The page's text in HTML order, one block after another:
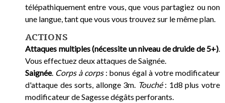
télépathiquement entre vous, que vous partagiez ou non
une langue, tant que vous vous trouvez sur le même plan.
ACTIONS
Attaques multiples (nécessite un niveau de druide de 5+).
Vous effectuez deux attaques de Saignée.
Saignée. Corps à corps : bonus égal à votre modificateur
d'attaque des sorts, allonge 3m. Touché: 1d8 plus votre
modificateur de Sagesse dégâts perforants.